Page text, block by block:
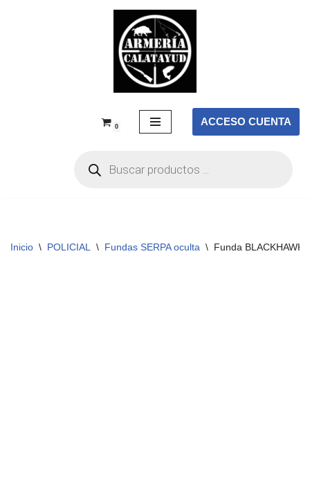
0 ACCESO CUENTA
Inicio \ POLICIAL \ Fundas SERPA oculta \ Funda